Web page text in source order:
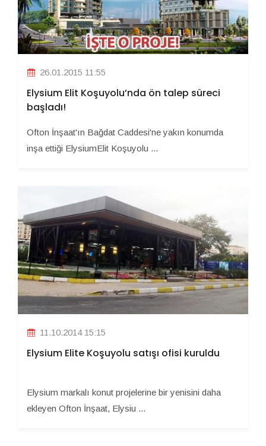
26.01.2015 11:55
Elysium Elit Koşuyolu’nda ön talep süreci
başladı!
Ofton İnşaat'ın Bağdat Caddesi'ne yakın konumda
inşa ettiği ElysiumElit Koşuyolu ...
11.10.2014 15:15
Elysium Elite Koşuyolu satışı ofisi kuruldu
Elysium markalı konut projelerine bir yenisini daha
ekleyen Ofton İnşaat, Elysiu ...